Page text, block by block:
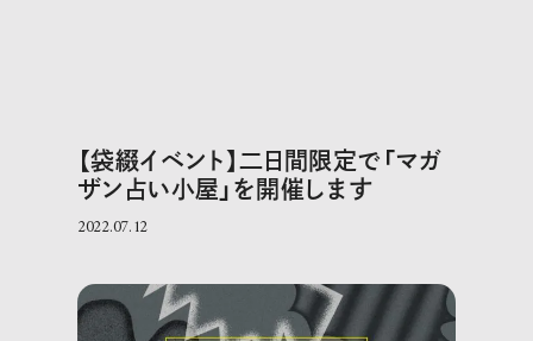
【袋綴イベント】二日間限定で「マガ
ザン占い小屋」を開催します
2022.07.12